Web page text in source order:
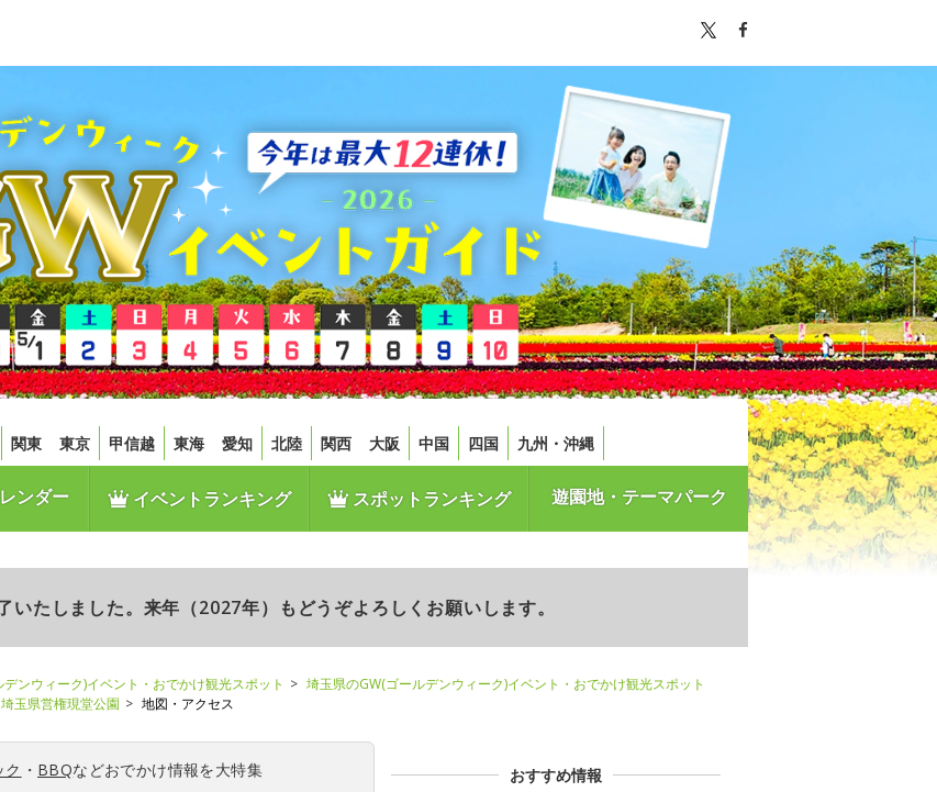
関東 東京 甲信越 東海 愛知 北陸 関西 大阪 中国 四国 九州・沖縄
ンダー イベントランキング スポットランキング 遊園地・テーマパーク
いたしました。来年（2027年）もどうぞよろしくお願いします。
ンウィーク)イベント・おでかけ観光スポット
埼玉県のGW(ゴールデンウィーク)イベント・おでかけ観光スポット
埼玉県営権現堂公園 地図・アクセス
ク ・ BBQなどおでかけ情報を大特集 おすすめ情報